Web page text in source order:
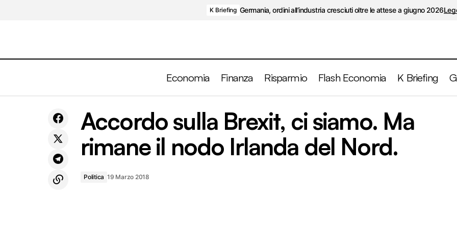
K Briefing Germania, ordini all’industria cresciuti oltre le attese a giugno 2026
Economia Finanza Risparmio Flash Economia K Briefing
protagonista
Politica Accordo sulla Brexit, ci siamo. Ma rimane il nodo Irlanda
Accordo sulla Brexit, ci siamo. Ma
rimane il nodo Irlanda del Nord.
Politica 19 Marzo 2018